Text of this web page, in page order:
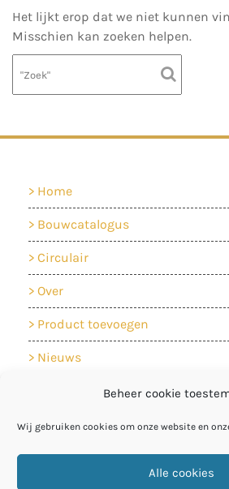
Beheer cookie
Wij gebruiken cookies om onze website en
Alle cookies
Het lijkt erop dat we niet kunnen
Misschien kan zoeken helpen.
Home
Bouwcatalogus
Circulair
Over
Product toevoegen
Nieuws
Cookiebeleid
Privacyverklaring